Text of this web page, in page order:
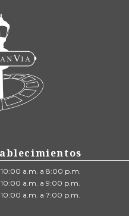
10:00 a.m. a 8:00 p.m.
10:00 a.m. a 9:00 p.m.
10:00 a.m. a 7:00 p.m.